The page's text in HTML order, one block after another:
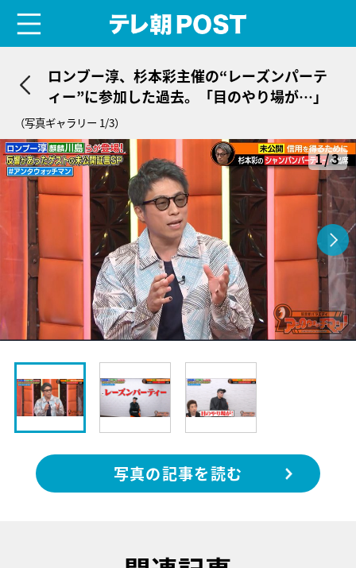
ロンブー淳、杉本彩主催の“レーズンパーテ
ィー”に参加した過去。「目のやり場が…」
（写真ギャラリー 1/3）
1/3
写真の記事を読む